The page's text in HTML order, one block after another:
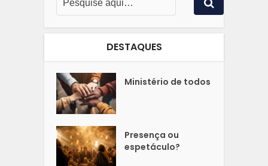
DESTAQUES
Ministério de todos
Presença ou
espetáculo?